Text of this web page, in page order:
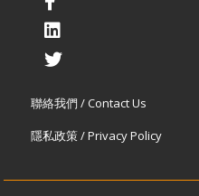
聯絡我們 / Contact Us
隱私政策 / Privacy Policy